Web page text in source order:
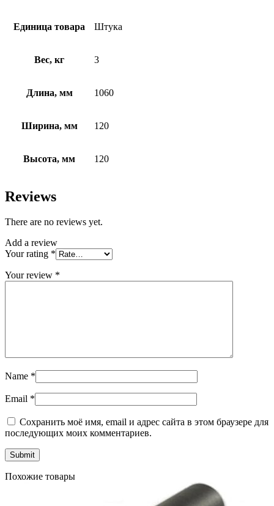
Единица товара Штука
Вес, кг 3
Длина, мм 1060
Ширина, мм 120
Высота, мм 120
Reviews
There are no reviews yet.
Add a review
Your rating *
Your review *
Name *
Email *
Сохранить моё имя, email и адрес сайта в этом браузере для
последующих моих комментариев.
Похожие товары